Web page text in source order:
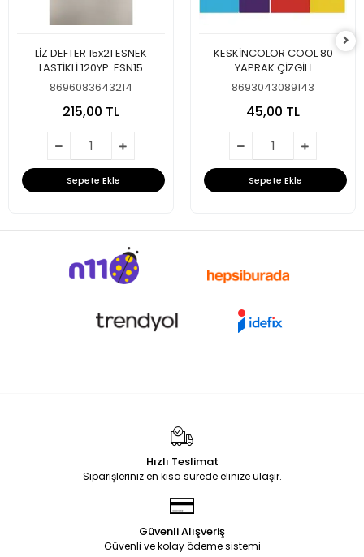
LİZ DEFTER 15x21 ESNEK
LASTİKLİ 120YP. ESN15
8696083643214
215,00 TL
Sepete Ekle
KESKİNCOLOR COOL 80
YAPRAK ÇİZGİLİ
8693043089143
45,00 TL
Sepete Ekle
Hızlı Teslimat
Siparişleriniz en kısa sürede elinize ulaşır.
Güvenli Alışveriş
Güvenli ve kolay ödeme sistemi